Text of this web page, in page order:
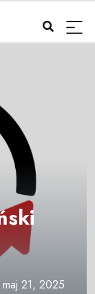
maj 21, 2025